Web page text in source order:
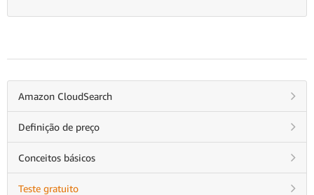
Amazon CloudSearch
Definição de preço
Conceitos básicos
Teste gratuito